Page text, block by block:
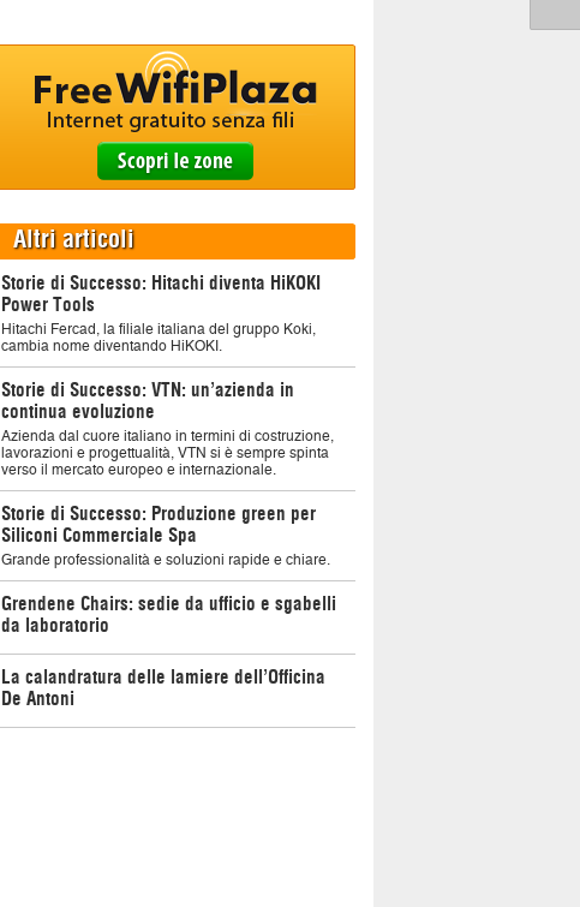
Altri articoli
Storie di Successo: Hitachi diventa HiKOKI
Power Tools
Hitachi Fercad, la filiale italiana del gruppo Koki,
cambia nome diventando HiKOKI.
Storie di Successo: VTN: un’azienda in
continua evoluzione
Azienda dal cuore italiano in termini di costruzione,
lavorazioni e progettualità, VTN si è sempre spinta
verso il mercato europeo e internazionale.
Storie di Successo: Produzione green per
Siliconi Commerciale Spa
Grande professionalità e soluzioni rapide e chiare.
Grendene Chairs: sedie da ufficio e sgabelli
da laboratorio
La calandratura delle lamiere dell’Officina
De Antoni